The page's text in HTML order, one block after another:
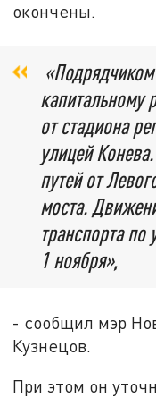
окончены.
капитальному
от стадиона
улицей
путей от
моста.
транспорта
1 ноября»,
- сообщил мэр
Кузнецов.
При этом он